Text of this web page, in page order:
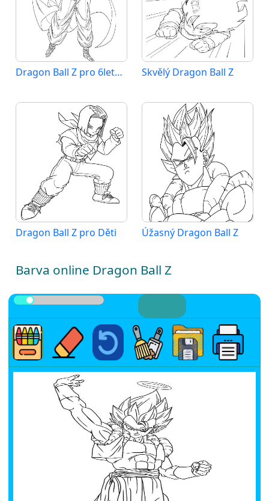
Dragon Ball Z pro 6leté Děti Skvělý Dragon Ball Z
Dragon Ball Z pro Děti Úžasný Dragon Ball Z
Barva online Dragon Ball Z